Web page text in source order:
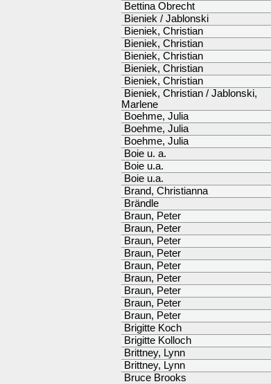
Bettina Obrecht
Bieniek / Jablonski
Bieniek, Christian
Bieniek, Christian
Bieniek, Christian
Bieniek, Christian
Bieniek, Christian
Bieniek, Christian / Jablonski,
Marlene
Boehme, Julia
Boehme, Julia
Boehme, Julia
Boie u. a.
Boie u.a.
Boie u.a.
Brand, Christianna
Brändle
Braun, Peter
Braun, Peter
Braun, Peter
Braun, Peter
Braun, Peter
Braun, Peter
Braun, Peter
Braun, Peter
Braun, Peter
Brigitte Koch
Brigitte Kolloch
Brittney, Lynn
Brittney, Lynn
Bruce Brooks